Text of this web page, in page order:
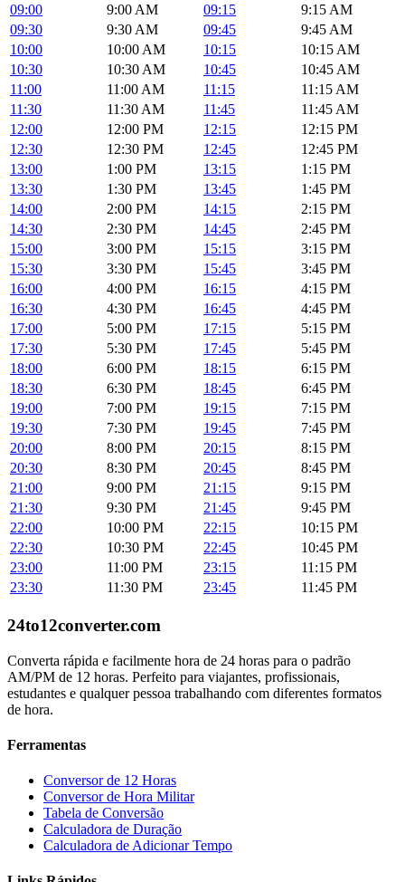
09:00
9:00 AM 09:15
9:15 AM
09:30
9:30 AM 09:45
9:45 AM
10:00
10:00 AM 10:15
10:15 AM
10:30
10:30 AM 10:45
10:45 AM
11:00
11:00 AM 11:15
11:15 AM
11:30
11:30 AM 11:45
11:45 AM
12:00
12:00 PM 12:15
12:15 PM
12:30
12:30 PM 12:45
12:45 PM
13:00
1:00 PM 13:15
1:15 PM
13:30
1:30 PM 13:45
1:45 PM
14:00
2:00 PM 14:15
2:15 PM
14:30
2:30 PM 14:45
2:45 PM
15:00
3:00 PM 15:15
3:15 PM
15:30
3:30 PM 15:45
3:45 PM
16:00
4:00 PM 16:15
4:15 PM
16:30
4:30 PM 16:45
4:45 PM
17:00
5:00 PM 17:15
5:15 PM
17:30
5:30 PM 17:45
5:45 PM
18:00
6:00 PM 18:15
6:15 PM
18:30
6:30 PM 18:45
6:45 PM
19:00
7:00 PM 19:15
7:15 PM
19:30
7:30 PM 19:45
7:45 PM
20:00
8:00 PM 20:15
8:15 PM
20:30
8:30 PM 20:45
8:45 PM
21:00
9:00 PM 21:15
9:15 PM
21:30
9:30 PM 21:45
9:45 PM
22:00
10:00 PM 22:15
10:15 PM
22:30
10:30 PM 22:45
10:45 PM
23:00
11:00 PM 23:15
11:15 PM
23:30
11:30 PM 23:45 11:45 PM
24to12converter.com
Converta rápida e facilmente hora de 24 horas para o padrão
AM/PM de 12 horas. Perfeito para viajantes, profissionais,
estudantes e qualquer pessoa trabalhando com diferentes formatos
de hora.
Ferramentas
Conversor de 12 Horas
Conversor de Hora Militar
Tabela de Conversão
Calculadora de Duração
Calculadora de Adicionar Tempo